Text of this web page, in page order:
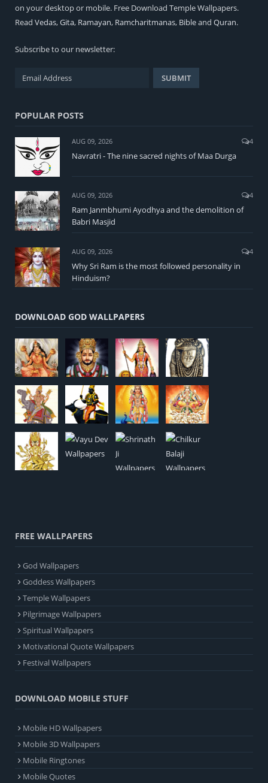
on your desktop or mobile. Free Download Temple Wallpapers.
Read Vedas,Gita, Ramayan, Ramcharitmanas, Bibleand Quran.
Subscribe to our newsletter:
POPULAR POSTS
AUG 09, 2026 4
Navratri - The nine sacred nights of Maa Durga
AUG 09, 2026 4
Ram Janmbhumi Ayodhya and the demolition of
Babri Masjid
AUG 09, 2026 4
Why Sri Ram is the most followed personality in
Hinduism?
DOWNLOAD GOD WALLPAPERS
FREE WALLPAPERS
God Wallpapers
Goddess Wallpapers
Temple Wallpapers
Pilgrimage Wallpapers
Spiritual Wallpapers
Motivational Quote Wallpapers
Festival Wallpapers
DOWNLOAD MOBILE STUFF
Mobile HD Wallpapers
Mobile 3D Wallpapers
Mobile Ringtones
Mobile Quotes